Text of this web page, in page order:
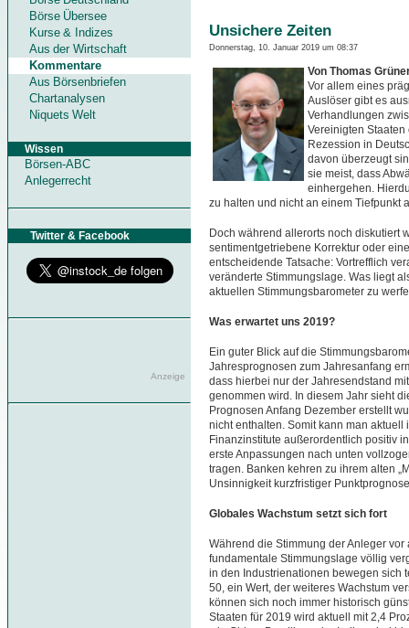
Börse Übersee
Kurse & Indizes
Aus der Wirtschaft
Kommentare
Aus Börsenbriefen
Chartanalysen
Niquets Welt
Wissen
Börsen-ABC
Anlegerrecht
Twitter & Facebook
Anzeige
Unsichere Zeiten
Donnerstag, 10. Januar 2019 um 08:37
Von Thomas
Vor allem eines
Auslöser gibt es
Verhandlungen
Vereinigten
Rezession in
davon überzeugt
sie meist, dass
einhergehen.
zu halten und nicht an einem Tiefpunkt
Doch während allerorts noch diskutiert
sentimentgetriebene Korrektur oder
entscheidende Tatsache: Vortrefflich
veränderte Stimmungslage. Was liegt
aktuellen Stimmungsbarometer zu
Was erwartet uns 2019?
Ein guter Blick auf die
Jahresprognosen zum Jahresanfang
dass hierbei nur der Jahresendstand
genommen wird. In diesem Jahr sieht
Prognosen Anfang Dezember erstellt
nicht enthalten. Somit kann man
Finanzinstitute außerordentlich positiv
erste Anpassungen nach unten
tragen. Banken kehren zu ihrem alten
Unsinnigkeit kurzfristiger
Globales Wachstum setzt sich fort
Während die Stimmung der Anleger
fundamentale Stimmungslage völlig
in den Industrienationen bewegen sich
50, ein Wert, der weiteres Wachstum
können sich noch immer historisch
Staaten für 2019 wird aktuell mit 2,4